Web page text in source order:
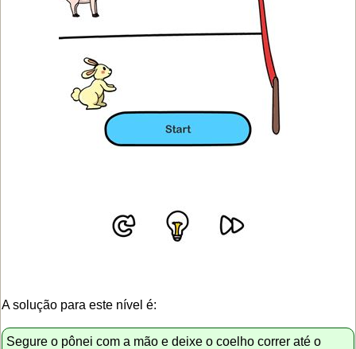
A solução para este nível é:
Segure o pônei com a mão e deixe o coelho correr até o